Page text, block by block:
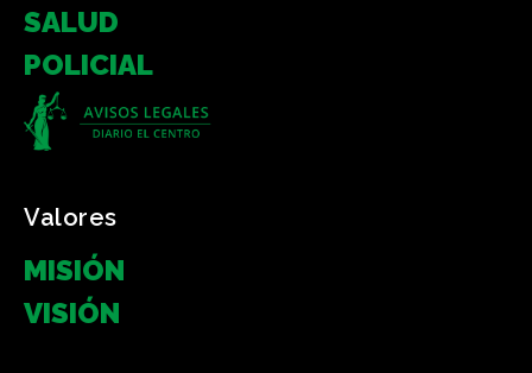
SALUD
POLICIAL
Valores
MISIÓN
VISIÓN